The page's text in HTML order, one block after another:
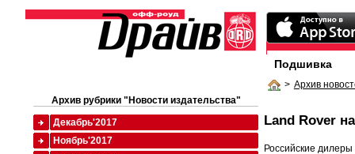
Подшивка
> Архив
Land Rover
Российские
Архив рубрики "Новости издательства"
Декабрь'2017
Ноябрь'2017